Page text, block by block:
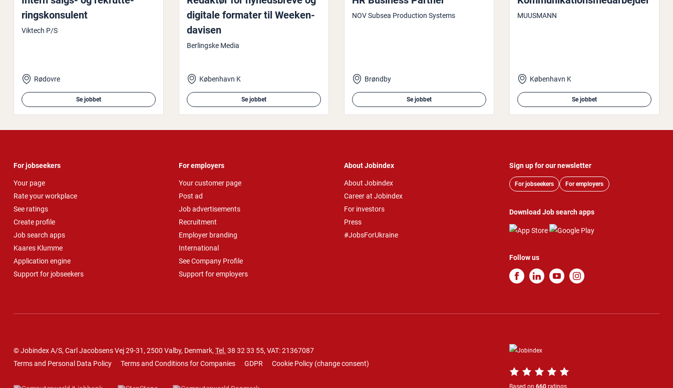
rings­kon­su­lent
Viktech P/S
Rødovre
Se jobbet
digitale formater til We­e­ken­
da­vi­sen
Berlingske Media
København K
Se jobbet
NOV Subsea Production Systems
Brøndby
Se jobbet
MUUSMANN
København K
Se jobbet
For jobseekers
Your page
Rate your workplace
See ratings
Create profile
Job search apps
Kaares Klumme
Application engine
Support for jobseekers
For employers
Your customer page
Post ad
Job advertisements
Recruitment
Employer branding
International
See Company Profile
Support for employers
About Jobindex
About Jobindex
Career at Jobindex
For investors
Press
#JobsForUkraine
Sign up for our newsletter
For jobseekers For employers
Download Job search apps
Follow us
© Jobindex A/S, Carl Jacobsens Vej 29-31, 2500 Valby, Denmark, Tel. 38 32 33 55, VAT: 21367087
Terms and Personal Data Policy
Terms and Conditions for Companies GDPR Cookie Policy (change consent)
Based on 660 ratings